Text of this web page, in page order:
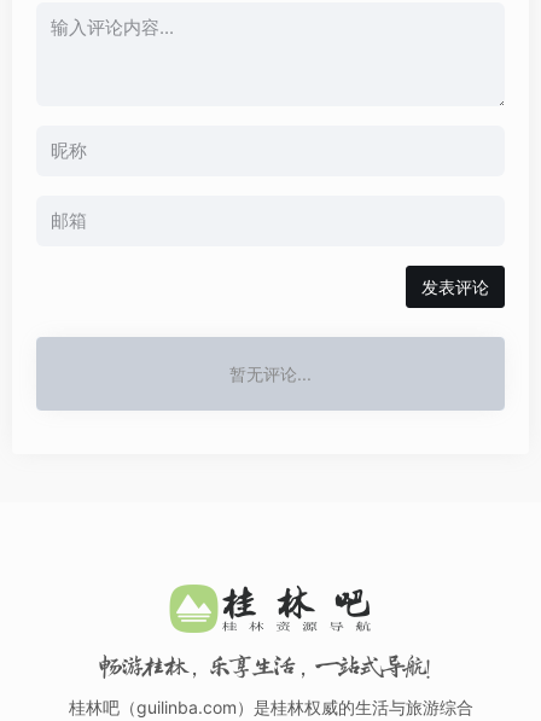
发表评论
暂无评论...
畅游桂林，乐享生活，一站式导航！
桂林吧（guilinba.com）是桂林权威的生活与旅游综合